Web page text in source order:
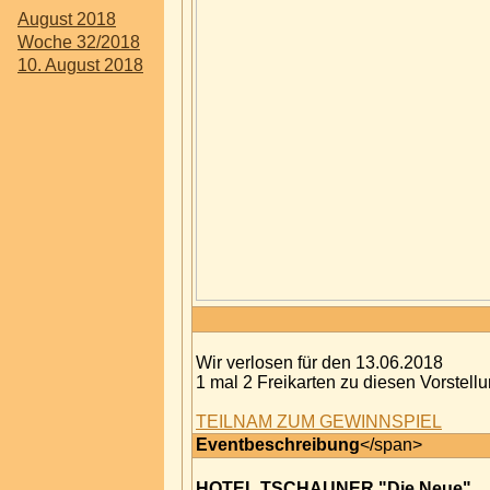
August 2018
Woche 32/2018
10. August 2018
Wir verlosen für den 13.06.2018
1 mal 2 Freikarten zu diesen
TEILNAM ZUM GEWINNSPIEL
Eventbeschreibung</span>